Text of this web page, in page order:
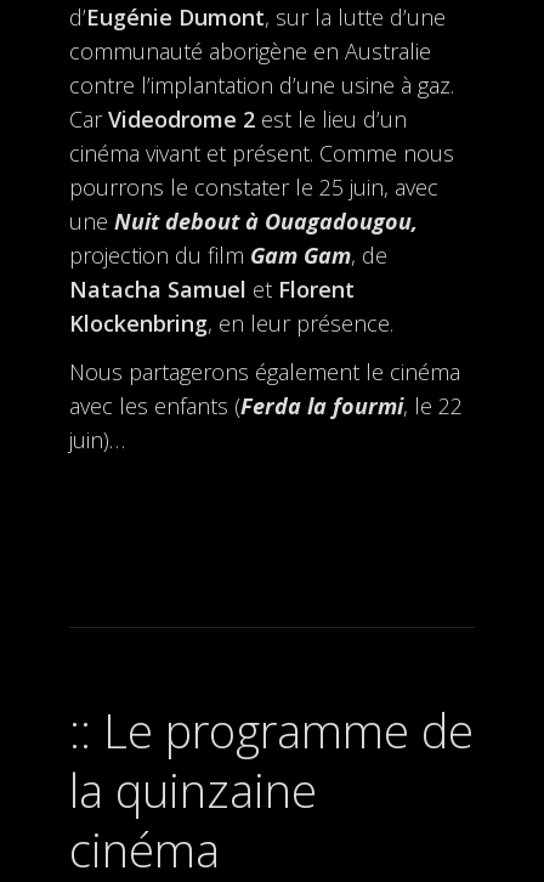
d’Eugénie Dumont, sur la lutte d’une
communauté aborigène en Australie
contre l’implantation d’une usine à gaz.
CarVideodrome 2est le lieu d’un
cinéma vivant et présent. Comme nous
pourrons le constater le 25 juin, avec
une Nuit debout à Ouagadougou,
projection du film Gam Gam, de
Natacha Samuel et Florent
Klockenbring, en leur présence.
Nous partagerons également le cinéma
avec les enfants (Ferda la fourmi, le 22
juin)…
Le programme de
la quinzaine
cinéma